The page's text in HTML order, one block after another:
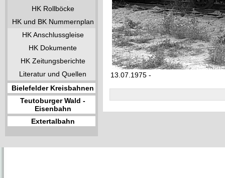
HK Rollböcke
HK und BK Nummernplan
HK Anschlussgleise
HK Dokumente
HK Zeitungsberichte
Literatur und Quellen
Bielefelder Kreisbahnen
Teutoburger Wald -
Eisenbahn
Extertalbahn
13.07.1975 -